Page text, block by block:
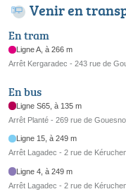
Venir en
En tram
Ligne A, à 266 m
Arrêt Kergaradec - 243 rue de
En bus
Ligne S65, à 135 m
Arrêt Planté - 269 rue de
Ligne 15, à 249 m
Arrêt Lagadec - 2 rue de
Ligne 4, à 249 m
Arrêt Lagadec - 2 rue de